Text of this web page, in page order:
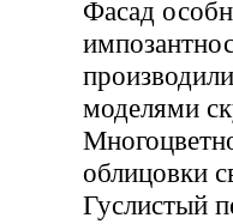
Фасад
моделями
облицовки
Гуслистый